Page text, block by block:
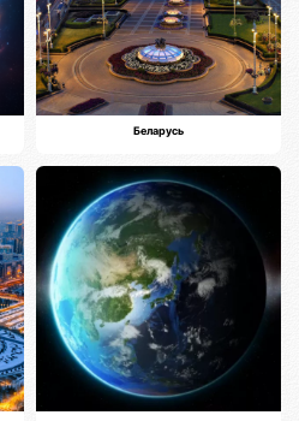
Беларусь